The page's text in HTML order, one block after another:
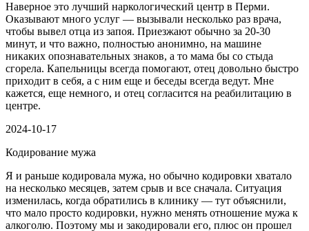
Наверное это лучший наркологический центр в Перми.
Оказывают много услуг — вызывали несколько раз врача,
чтобы вывел отца из запоя. Приезжают обычно за 20-30
минут, и что важно, полностью анонимно, на машине
никаких опознавательных знаков, а то мама бы со стыда
сгорела. Капельницы всегда помогают, отец довольно быстро
приходит в себя, а с ним еще и беседы всегда ведут. Мне
кажется, еще немного, и отец согласится на реабилитацию в
центре.
2024-10-17
Кодирование мужа
Я и раньше кодировала мужа, но обычно кодировки хватало
на несколько месяцев, затем срыв и все сначала. Ситуация
изменилась, когда обратились в клинику — тут объяснили,
что мало просто кодировки, нужно менять отношение мужа к
алкоголю. Поэтому мы и закодировали его, плюс он прошел